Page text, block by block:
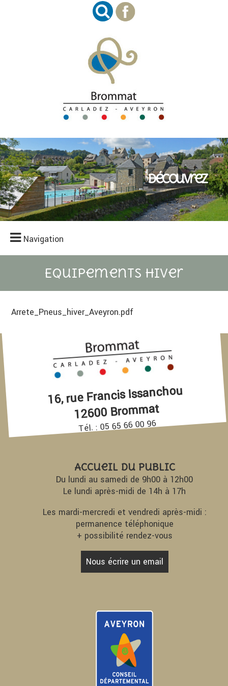
Découvrez
Imaginez
Succombez
Navigation
Equipements hiver
Arrete_Pneus_hiver_Aveyron.pdf
16, rue Francis Issanchou
12600 Brommat
Tél. : 05 65 66 00 96
Accueil du Public
Du lundi au samedi de 9h00 à 12h00
Le lundi après-midi de 14h à 17h
Les mardi-mercredi et vendredi après-midi :
permanence téléphonique
+ possibilité rendez-vous
Nous écrire un email